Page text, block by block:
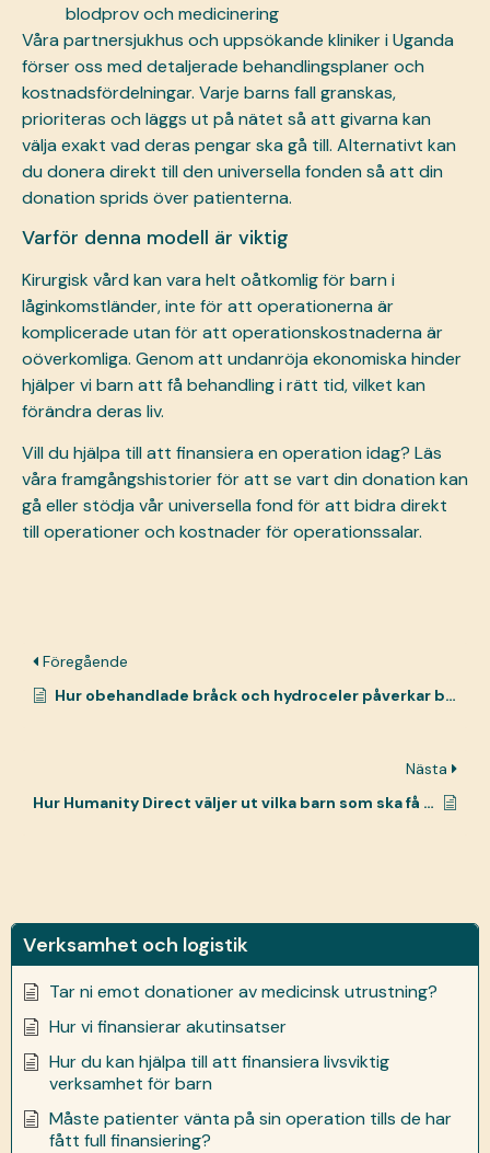
Verksamhet och logistik
Tar ni emot donationer av medicinsk utrustning?
Hur vi finansierar akutinsatser
Hur du kan hjälpa till att finansiera livsviktig
verksamhet för barn
Måste patienter vänta på sin operation tills de har
fått full finansiering?
blodprov och medicinering
Våra partnersjukhus och uppsökande kliniker i Uganda
förser oss med detaljerade behandlingsplaner och
kostnadsfördelningar. Varje barns fall granskas,
prioriteras och läggs ut på nätet så att givarna kan
välja exakt vad deras pengar ska gå till. Alternativt kan
du donera direkt till den universella fonden så att din
donation sprids över patienterna.
Varför denna modell är viktig
Kirurgisk vård kan vara helt oåtkomlig för barn i
låginkomstländer, inte för att operationerna är
komplicerade utan för att operationskostnaderna är
oöverkomliga. Genom att undanröja ekonomiska hinder
hjälper vi barn att få behandling i rätt tid, vilket kan
förändra deras liv.
Vill du hjälpa till att finansiera en operation idag? Läs
våra framgångshistorierför att se vart din donation kan
gå ellerstödja vår universella fondför att bidra direkt
till operationer och kostnader för operationssalar.
Föregående
Hur obehandlade bråck och hydroceler påverkar barns liv
Nästa
Hur Humanity Direct väljer ut vilka barn som ska få hjälp